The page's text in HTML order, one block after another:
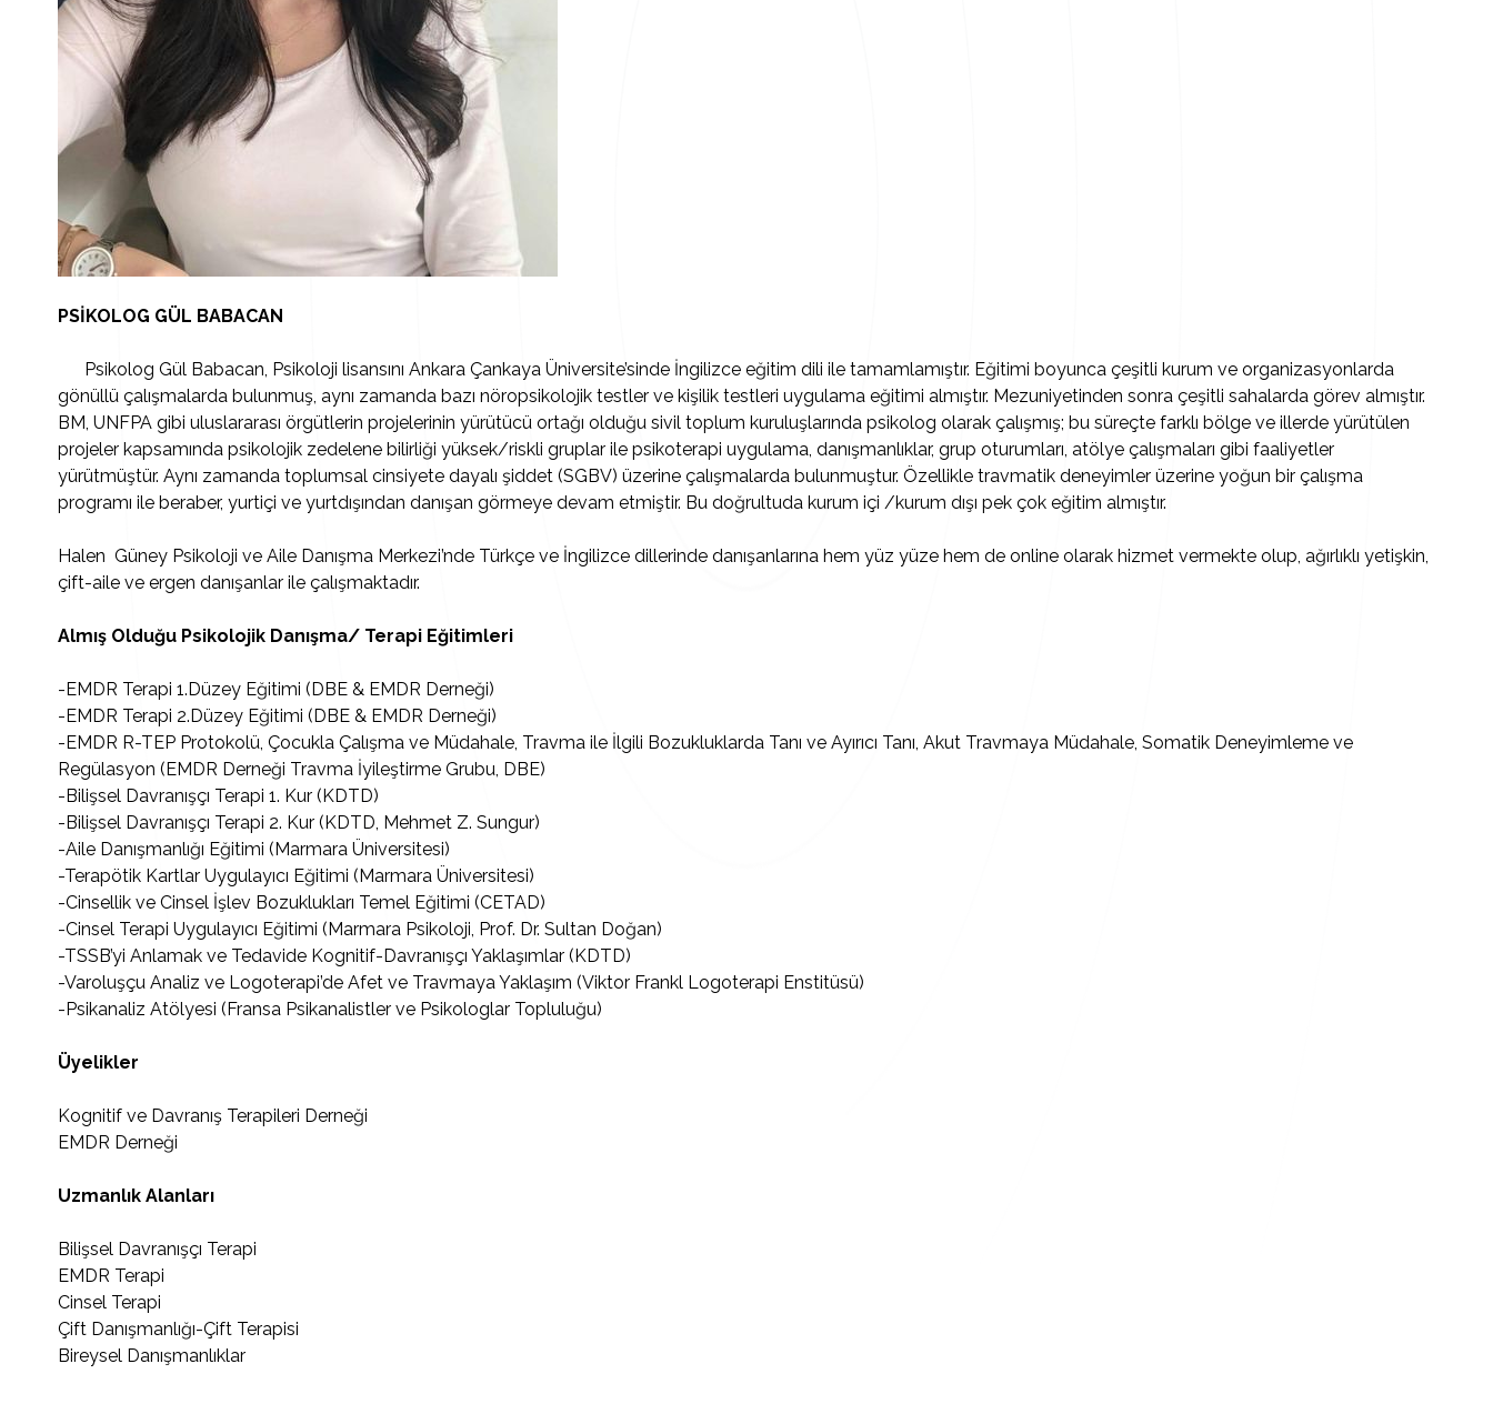
PSİKOLOG GÜL BABACAN
Psikolog Gül Babacan, Psikoloji lisansını Ankara Çankaya Üniversite’sinde İngilizce eğitim dili ile tamamlamıştır. Eğitimi boyunca çeşitli kurum ve organizasyonlarda
gönüllü çalışmalarda bulunmuş, aynı zamanda bazı nöropsikolojik testler ve kişilik testleri uygulama eğitimi almıştır. Mezuniyetinden sonra çeşitli sahalarda görev almıştır.
BM, UNFPA gibi uluslararası örgütlerin projelerinin yürütücü ortağı olduğu sivil toplum kuruluşlarında psikolog olarak çalışmış; bu süreçte farklı bölge ve illerde yürütülen
projeler kapsamında psikolojik zedelene bilirliği yüksek/riskli gruplar ile psikoterapi uygulama, danışmanlıklar, grup oturumları, atölye çalışmaları gibi faaliyetler
yürütmüştür. Aynı zamanda toplumsal cinsiyete dayalı şiddet (SGBV) üzerine çalışmalarda bulunmuştur. Özellikle travmatik deneyimler üzerine yoğun bir çalışma
programı ile beraber, yurtiçi ve yurtdışından danışan görmeye devam etmiştir. Bu doğrultuda kurum içi /kurum dışı pek çok eğitim almıştır.
Halen Güney Psikoloji ve Aile Danışma Merkezi’nde Türkçe ve İngilizce dillerinde danışanlarına hem yüz yüze hem de online olarak hizmet vermekte olup, ağırlıklı yetişkin,
çift-aile ve ergen danışanlar ile çalışmaktadır.
Almış Olduğu Psikolojik Danışma/ Terapi Eğitimleri
-EMDR Terapi 1.Düzey Eğitimi (DBE & EMDR Derneği)
-EMDR Terapi 2.Düzey Eğitimi (DBE & EMDR Derneği)
-EMDR R-TEP Protokolü, Çocukla Çalışma ve Müdahale, Travma ile İlgili Bozukluklarda Tanı ve Ayırıcı Tanı, Akut Travmaya Müdahale, Somatik Deneyimleme ve
Regülasyon (EMDR Derneği Travma İyileştirme Grubu, DBE)
-Bilişsel Davranışçı Terapi 1. Kur (KDTD)
-Bilişsel Davranışçı Terapi 2. Kur (KDTD, Mehmet Z. Sungur)
-Aile Danışmanlığı Eğitimi (Marmara Üniversitesi)
-Terapötik Kartlar Uygulayıcı Eğitimi (Marmara Üniversitesi)
-Cinsellik ve Cinsel İşlev Bozuklukları Temel Eğitimi (CETAD)
-Cinsel Terapi Uygulayıcı Eğitimi (Marmara Psikoloji, Prof. Dr. Sultan Doğan)
-TSSB’yi Anlamak ve Tedavide Kognitif-Davranışçı Yaklaşımlar (KDTD)
-Varoluşçu Analiz ve Logoterapi’de Afet ve Travmaya Yaklaşım (Viktor Frankl Logoterapi Enstitüsü)
-Psikanaliz Atölyesi (Fransa Psikanalistler ve Psikologlar Topluluğu)
Üyelikler
Kognitif ve Davranış Terapileri Derneği
EMDR Derneği
Uzmanlık Alanları
Bilişsel Davranışçı Terapi
EMDR Terapi
Cinsel Terapi
Çift Danışmanlığı-Çift Terapisi
Bireysel Danışmanlıklar